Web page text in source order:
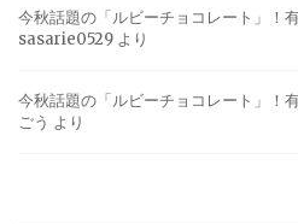
今秋話題の「ルビーチョコレート」！
sasarie0529 より
今秋話題の「ルビーチョコレート」！
ごう より